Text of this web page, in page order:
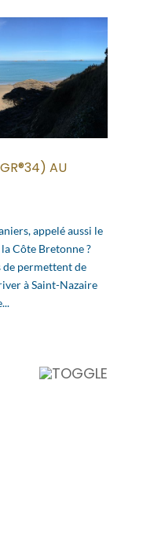
AU
appelé aussi le
Côte Bretonne ?
de permettent de
à Saint-Nazaire